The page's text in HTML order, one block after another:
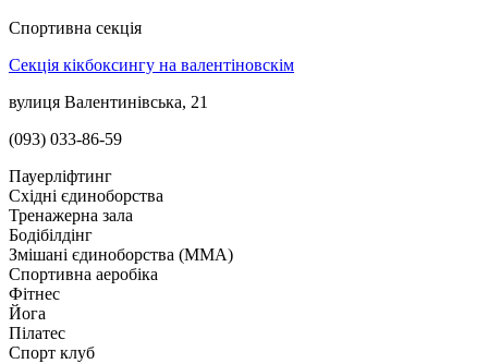
Спортивна секція
Секція кікбоксингу на валентіновскім
вулиця Валентинівська, 21
(093) 033-86-59
Пауерліфтинг
Східні єдиноборства
Тренажерна зала
Бодібілдінг
Змішані єдиноборства (ММА)
Спортивна аеробіка
Фітнес
Йога
Пілатес
Спорт клуб